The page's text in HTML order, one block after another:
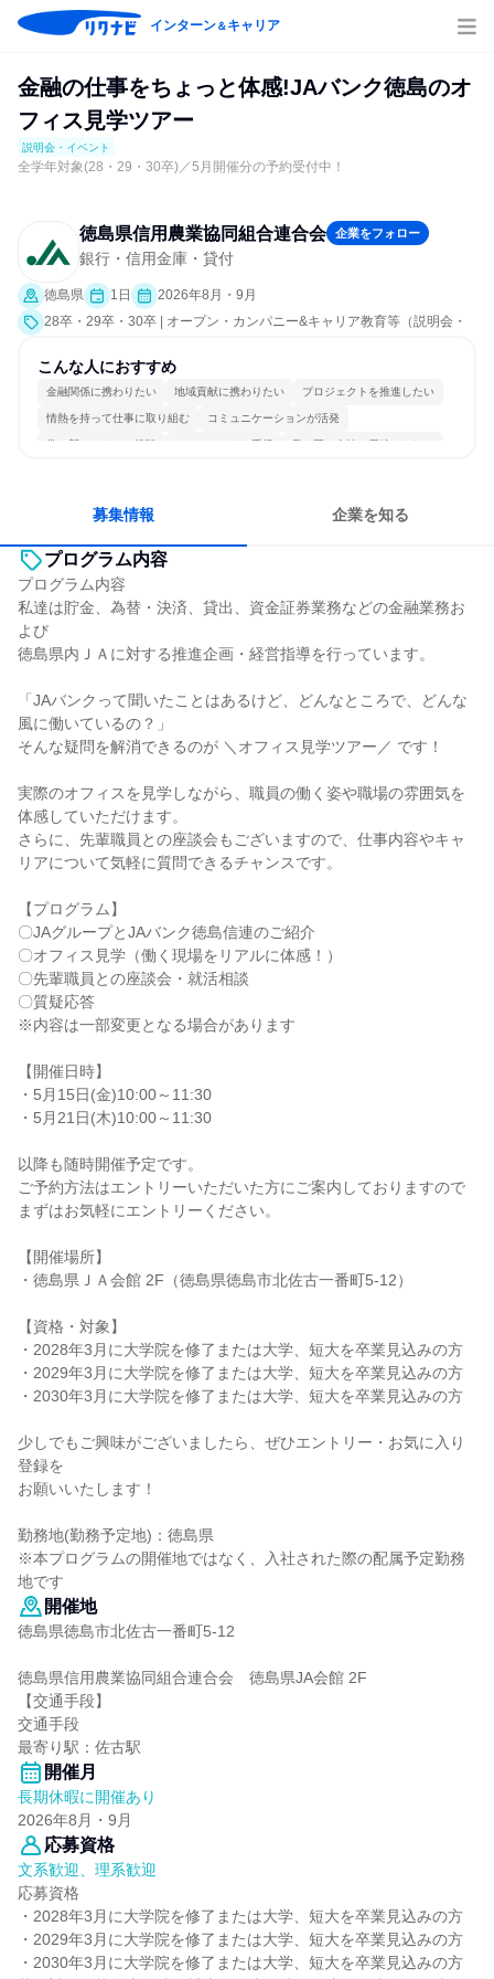
インターン＆キャリア
金融の仕事をちょっと体感!JAバンク徳島のオ
フィス見学ツアー
説明会・イベント
全学年対象(28・29・30卒)／5月開催分の予約受付中！
徳島県信用農業協同組合連合会 企業をフォロー
銀行・信用金庫・貸付
徳島県 1日
2026年8月・9月
28卒・29卒・30卒 | オープン・カンパニー&キャリア教育等（説明会・
究]）
こんな人におすすめ
金融関係に携わりたい 地域貢献に携わりたい プロジェクトを推進したい
情熱を持って仕事に取り組む コミュニケーションが活発
常に新しいものに挑戦 チームワークを重視 長く同じ会社に居続けられる
募集情報 企業を知る
プログラム内容
プログラム内容
私達は貯金、為替・決済、貸出、資金証券業務などの金融業務お
よび
徳島県内ＪＡに対する推進企画・経営指導を行っています。
「JAバンクって聞いたことはあるけど、どんなところで、どんな
風に働いているの？」
そんな疑問を解消できるのが ＼オフィス見学ツアー／ です！
実際のオフィスを見学しながら、職員の働く姿や職場の雰囲気を
体感していただけます。
さらに、先輩職員との座談会もございますので、仕事内容やキャ
リアについて気軽に質問できるチャンスです。
【プログラム】
〇JAグループとJAバンク徳島信連のご紹介
〇オフィス見学（働く現場をリアルに体感！）
〇先輩職員との座談会・就活相談
〇質疑応答
※内容は一部変更となる場合があります
【開催日時】
・5月15日(金)10:00～11:30
・5月21日(木)10:00～11:30
以降も随時開催予定です。
ご予約方法はエントリーいただいた方にご案内しておりますので
まずはお気軽にエントリーください。
【開催場所】
・徳島県ＪＡ会館 2F（徳島県徳島市北佐古一番町5-12）
【資格・対象】
・2028年3月に大学院を修了または大学、短大を卒業見込みの方
・2029年3月に大学院を修了または大学、短大を卒業見込みの方
・2030年3月に大学院を修了または大学、短大を卒業見込みの方
少しでもご興味がございましたら、ぜひエントリー・お気に入り
登録を
お願いいたします！
勤務地(勤務予定地)：徳島県
※本プログラムの開催地ではなく、入社された際の配属予定勤務
地です
開催地
徳島県徳島市北佐古一番町5-12
徳島県信用農業協同組合連合会 徳島県JA会館 2F
【交通手段】
交通手段
最寄り駅：佐古駅
開催月
長期休暇に開催あり
2026年8月・9月
応募資格
文系歓迎、理系歓迎
応募資格
・2028年3月に大学院を修了または大学、短大を卒業見込みの方
・2029年3月に大学院を修了または大学、短大を卒業見込みの方
・2030年3月に大学院を修了または大学、短大を卒業見込みの方